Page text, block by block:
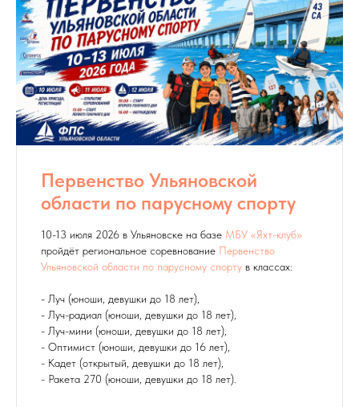
Первенство Ульяновской
области по парусному спорту
10-13 июля 2026 в Ульяновске на базе МБУ «Яхт-клуб»
пройдёт региональное соревнование Первенство
Ульяновской области по парусному спорту в классах:
- Луч (юноши, девушки до 18 лет),
- Луч-радиал (юноши, девушки до 18 лет),
- Луч-мини (юноши, девушки до 18 лет),
- Оптимист (юноши, девушки до 16 лет),
- Кадет (открытый, девушки до 18 лет),
- Ракета 270 (юноши, девушки до 18 лет).